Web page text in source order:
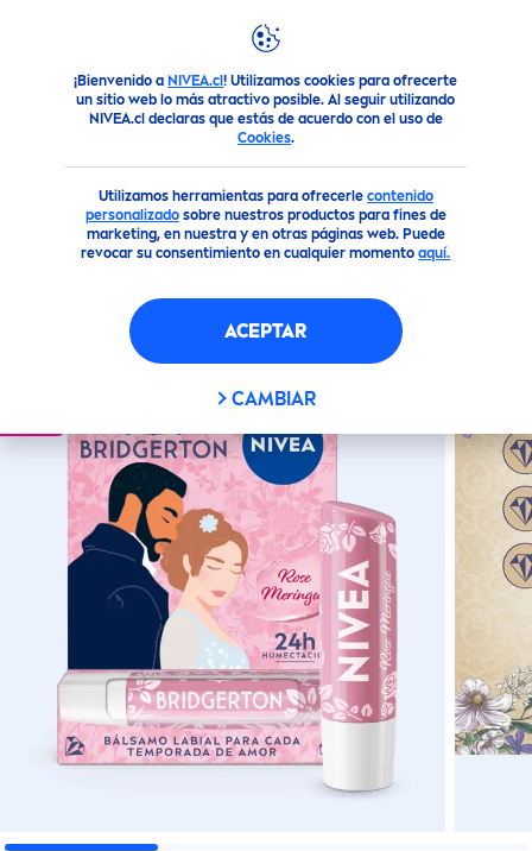
¡Bienvenido a NIVEA.cl! Utilizamos cookies para ofrecerte
un sitio web lo más atractivo posible. Al seguir utilizando
NIVEA.cl declaras que estás de acuerdo con el uso de
Cookies.
Utilizamos herramientas para ofrecerle contenido
personalizadosobre nuestros productos para fines de
marketing, en nuestra y en otras páginas web. Puede
revocar su consentimiento en cualquier momentoaquí.
ACEPTAR
CAMBIAR
Productos Facial Cuidado Labial NIVEABálsamo
(0)
NIVEABÁLSAMO LABIALROSE
MERINGUE EDICIÓN LIMITADA